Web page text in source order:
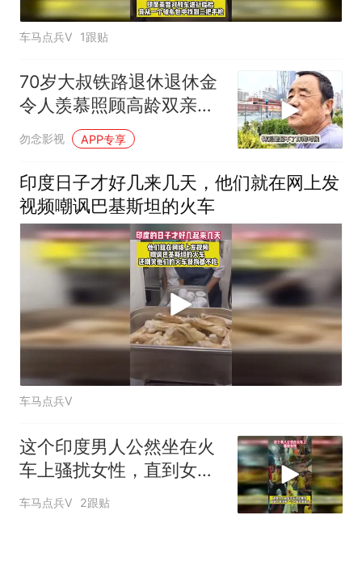
车马点兵V 1跟贴
70岁大叔铁路退休退休金
令人羡慕照顾高龄双亲感
慨未来支持安
勿念影视 APP专享
印度日子才好几来几天，他们就在网上发
视频嘲讽巴基斯坦的火车
车马点兵V
这个印度男人公然坐在火
车上骚扰女性，直到女人
最后忍无可忍爆发
车马点兵V 2跟贴